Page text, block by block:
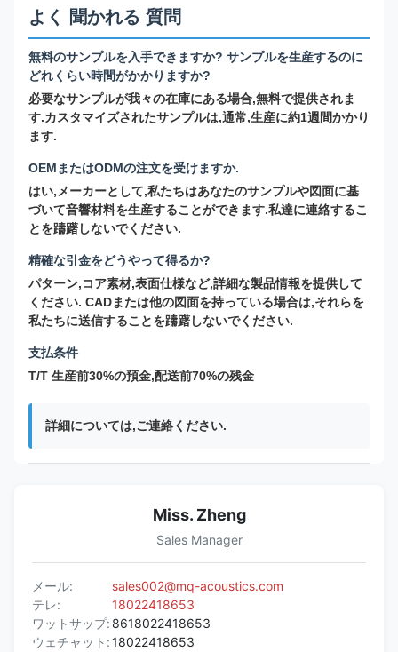
よく 聞かれる 質問
無料のサンプルを入手できますか? サンプルを生産するのに
どれくらい時間がかかりますか?
必要なサンプルが我々の在庫にある場合,無料で提供されま
す.カスタマイズされたサンプルは,通常,生産に約1週間かかり
ます.
OEMまたはODMの注文を受けますか.
はい,メーカーとして,私たちはあなたのサンプルや図面に基
づいて音響材料を生産することができます.私達に連絡するこ
とを躊躇しないでください.
精確な引金をどうやって得るか?
パターン,コア素材,表面仕様など,詳細な製品情報を提供して
ください. CADまたは他の図面を持っている場合は,それらを
私たちに送信することを躊躇しないでください.
支払条件
T/T 生産前30%の預金,配送前70%の残金
詳細については,ご連絡ください.
Miss. Zheng
Sales Manager
メール:
sales002@mq-acoustics.com
テレ:
18022418653
ワットサップ: 8618022418653
ウェチャット:18022418653